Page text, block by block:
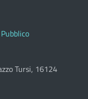
Tursi, 16124